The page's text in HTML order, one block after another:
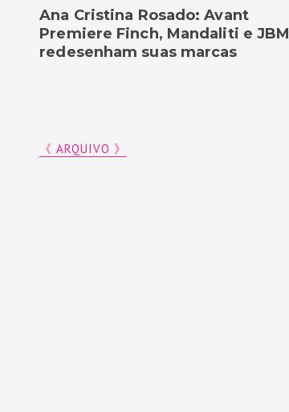
Ana Cristina Rosado: Avant
Premiere Finch, Mandaliti e JBM
redesenham suas marcas
《 ARQUIVO 》